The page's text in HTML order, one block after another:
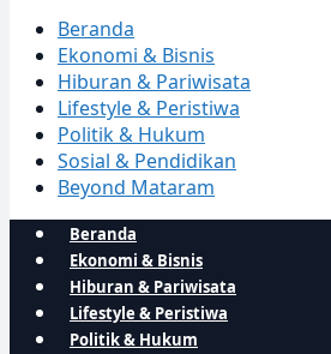
Beranda
Ekonomi & Bisnis
Hiburan & Pariwisata
Lifestyle & Peristiwa
Politik & Hukum
Sosial & Pendidikan
Beyond Mataram
Beranda
Ekonomi & Bisnis
Hiburan & Pariwisata
Lifestyle & Peristiwa
Politik & Hukum